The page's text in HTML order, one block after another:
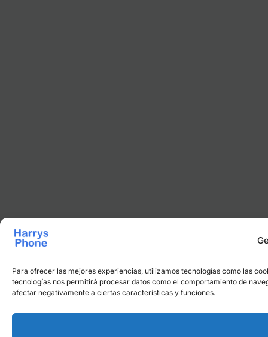
Para ofrecer las mejores experiencias, utilizamos tecnologías como las
tecnologías nos permitirá procesar datos como el comportamiento de
afectar negativamente a ciertas características y funciones.